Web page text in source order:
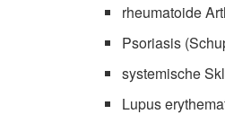
rheumatoide
Psoriasis
systemische
Lupus